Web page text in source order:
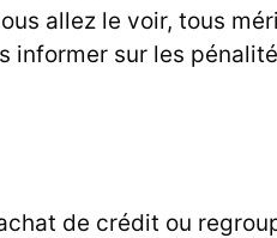
allez le voir, tous
informer sur les
de crédit ou